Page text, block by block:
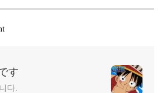
す
다.